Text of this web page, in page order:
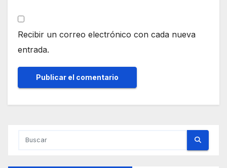
Recibir un correo electrónico con cada nueva
entrada.